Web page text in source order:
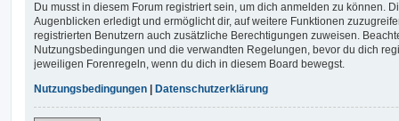
Du musst in diesem Forum registriert sein, um dich anmelden zu können.
Augenblicken erledigt und ermöglicht dir, auf weitere Funktionen
registrierten Benutzern auch zusätzliche Berechtigungen zuweisen.
Nutzungsbedingungen und die verwandten Regelungen, bevor du dich
jeweiligen Forenregeln, wenn du dich in diesem Board bewegst.
Nutzungsbedingungen
Datenschutzerklärung